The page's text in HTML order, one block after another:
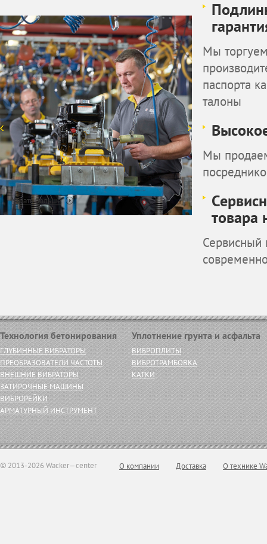
Узнать больше
Мы
паспорта
талоны
Мы
товара
Сервисный
Технология бетонирования
ГЛУБИННЫЕ ВИБРАТОРЫ
ПРЕОБРАЗОВАТЕЛИ ЧАСТОТЫ
ВНЕШНИЕ ВИБРАТОРЫ
ЗАТИРОЧНЫЕ МАШИНЫ
ВИБРОРЕЙКИ
АРМАТУРНЫЙ ИНСТРУМЕНТ
Уплотнение грунта и асфальта
ВИБРОПЛИТЫ
ВИБРОТРАМБОВКА
КАТКИ
© 2013-2026 Wacker—center О компании Доставка О технике